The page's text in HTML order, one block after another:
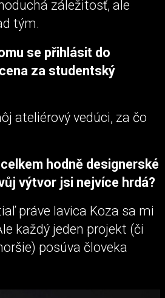
záležitosť, ale
tým.
se přihlásit do
za studentský
ateliérový vedúci, za čo
hodně designerské
výtvor jsi nejvíce hrdá?
práve lavica Koza sa mi
každý jeden projekt (či
posúva človeka